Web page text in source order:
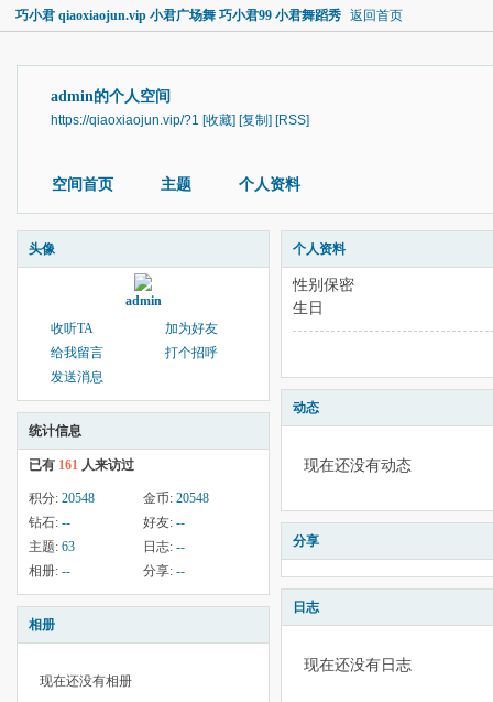
巧小君 qiaoxiaojun.vip 小君广场舞 巧小君99 小君舞蹈秀 返回首页
admin的个人空间
https://qiaoxiaojun.vip/?1 [收藏] [复制] [RSS]
空间首页 主题 个人资料
头像
admin
收听TA
加为好友
给我留言
打个招呼
发送消息
统计信息
已有 161 人来访过
积分: 20548 金币: 20548
钻石: -- 好友: --
主题: 63 日志: --
相册: -- 分享: --
相册
现在还没有相册
个人资料
性别保密
生日
动态
现在还没有动态
分享
日志
现在还没有日志